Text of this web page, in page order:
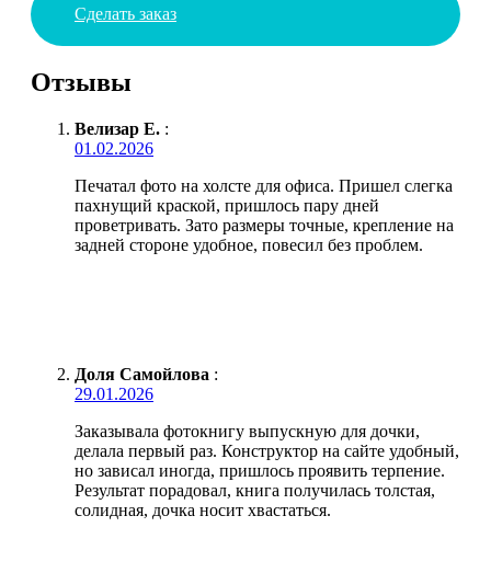
Сделать заказ
Отзывы
Велизар Е. :
01.02.2026
Печатал фото на холсте для офиса. Пришел слегка
пахнущий краской, пришлось пару дней
проветривать. Зато размеры точные, крепление на
задней стороне удобное, повесил без проблем.
Доля Самойлова :
29.01.2026
Заказывала фотокнигу выпускную для дочки,
делала первый раз. Конструктор на сайте удобный,
но зависал иногда, пришлось проявить терпение.
Результат порадовал, книга получилась толстая,
солидная, дочка носит хвастаться.